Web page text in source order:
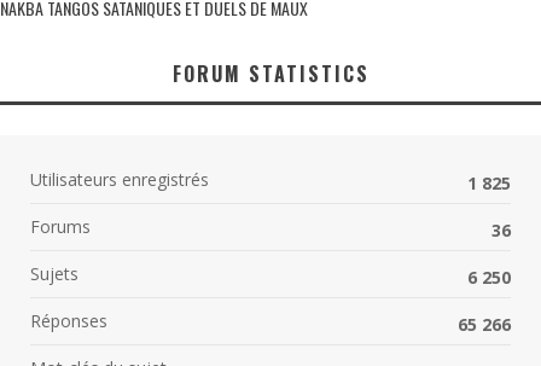
NAKBA TANGOS SATANIQUES ET DUELS DE MAUX
FORUM STATISTICS
Utilisateurs enregistrés
1 825
Forums
36
Sujets
6 250
Réponses
65 266